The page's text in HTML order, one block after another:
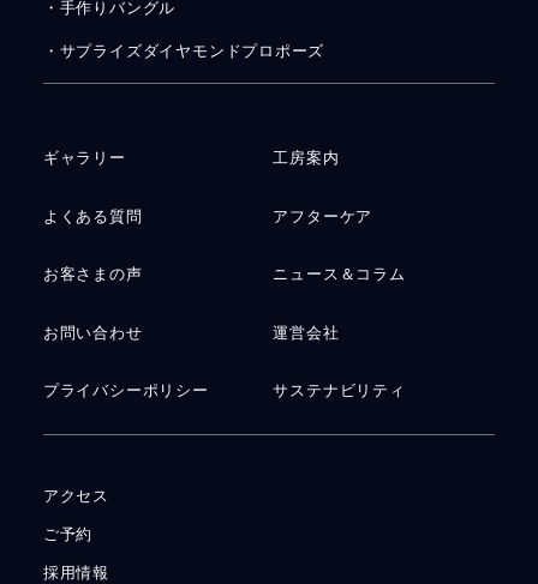
・手作りバングル
・サプライズダイヤモンドプロポーズ
ギャラリー 工房案内
よくある質問 アフターケア
お客さまの声 ニュース＆コラム
お問い合わせ 運営会社
プライバシーポリシー サステナビリティ
アクセス
ご予約
採用情報